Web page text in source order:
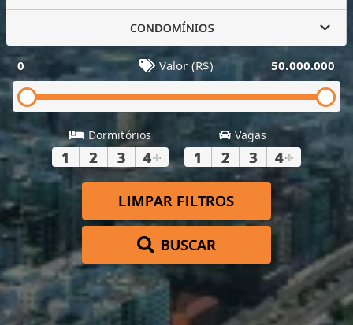
CONDOMÍNIOS
0 Valor (R$) 50.000.000
Dormitórios
1 2 3 4+
Vagas
1 2 3 4+
LIMPAR FILTROS
BUSCAR